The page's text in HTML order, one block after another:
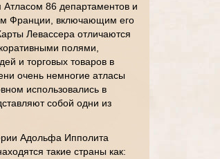
86 департаментов и
Франции, включающим его
Левассера отличаются
полями,
и торговых товаров в
очень немногие атласы
использовались в
собой одни из
Адольфа Ипполита
такие страны как: